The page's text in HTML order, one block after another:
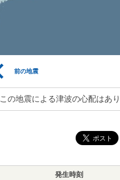
前の地震
この地震による津波の心配はあり
発生時刻